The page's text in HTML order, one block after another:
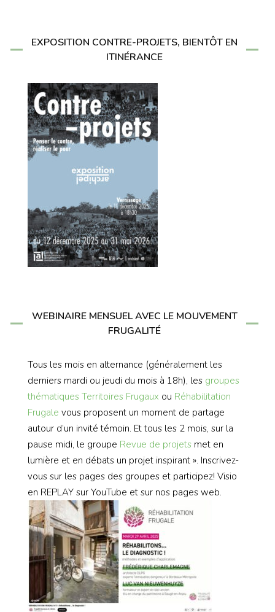
EXPOSITION CONTRE-PROJETS, BIENTÔT EN
ITINÉRANCE
WEBINAIRE MENSUEL AVEC LE MOUVEMENT
FRUGALITÉ
Tous les mois en alternance (généralement les
derniers mardi ou jeudi du mois à 18h), les groupes
thématiques Territoires Frugaux ou Réhabilitation
Frugale vous proposent un moment de partage
autour d’un invité témoin. Et tous les 2 mois, sur la
pause midi, le groupe Revue de projets met en
lumière et en débats un projet inspirant ». Inscrivez-
vous sur les pages des groupes et participez! Visio
en REPLAY sur YouTube et sur nos pages web.